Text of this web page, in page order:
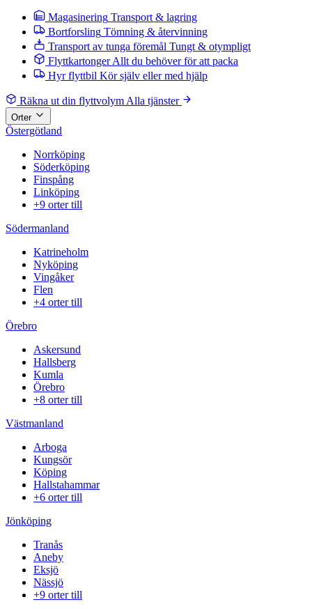
Magasinering Transport & lagring
Bortforsling Tömning & återvinning
Transport av tunga föremål Tungt & otympligt
Flyttkartonger Allt du behöver för att packa
Hyr flyttbil Kör själv eller med hjälp
Räkna ut din flyttvolym Alla tjänster
Orter
Östergötland
Norrköping
Söderköping
Finspång
Linköping
+9 orter till
Södermanland
Katrineholm
Nyköping
Vingåker
Flen
+4 orter till
Örebro
Askersund
Hallsberg
Kumla
Örebro
+8 orter till
Västmanland
Arboga
Kungsör
Köping
Hallstahammar
+6 orter till
Jönköping
Tranås
Aneby
Eksjö
Nässjö
+9 orter till